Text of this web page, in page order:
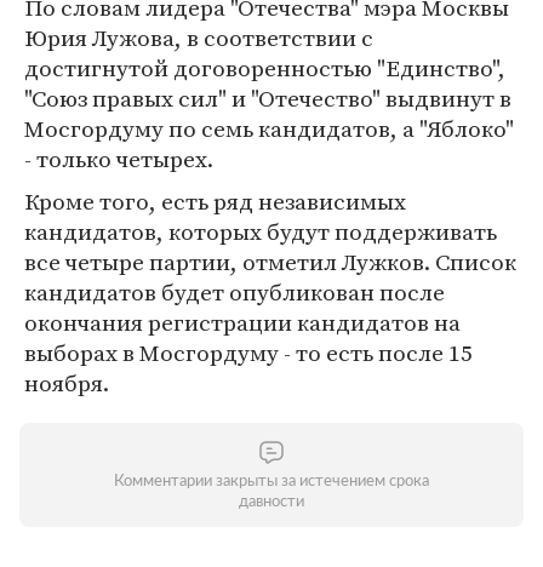
По словам лидера "Отечества" мэра Москвы
Юрия Лужова, в соответствии с
достигнутой договоренностью "Единство",
"Союз правых сил" и "Отечество" выдвинут в
Мосгордуму по семь кандидатов, а "Яблоко"
- только четырех.
Кроме того, есть ряд независимых
кандидатов, которых будут поддерживать
все четыре партии, отметил Лужков. Список
кандидатов будет опубликован после
окончания регистрации кандидатов на
выборах в Мосгордуму - то есть после 15
ноября.
Комментарии закрыты за истечением срока
давности